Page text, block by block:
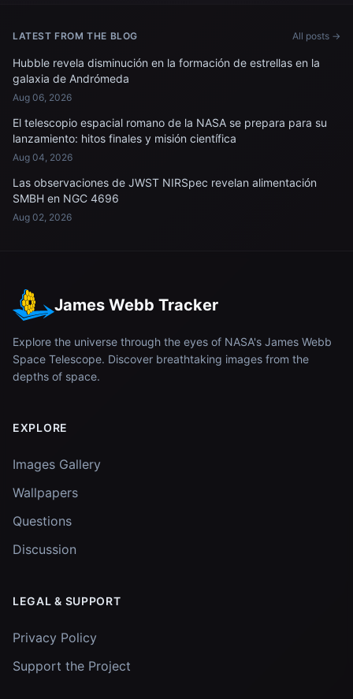
LATEST FROM THE BLOG All posts →
Hubble revela disminución en la formación de estrellas en la
galaxia de Andrómeda
Aug 06, 2026
El telescopio espacial romano de la NASA se prepara para su
lanzamiento: hitos finales y misión científica
Aug 04, 2026
Las observaciones de JWST NIRSpec revelan alimentación
SMBH en NGC 4696
Aug 02, 2026
James Webb Tracker
Explore the universe through the eyes of NASA's James Webb
Space Telescope. Discover breathtaking images from the
depths of space.
EXPLORE
Images Gallery
Wallpapers
Questions
Discussion
LEGAL & SUPPORT
Privacy Policy
Support the Project